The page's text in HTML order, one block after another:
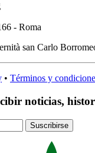
- Roma
san Carlo
• Términos y
noticias,
Suscribirse